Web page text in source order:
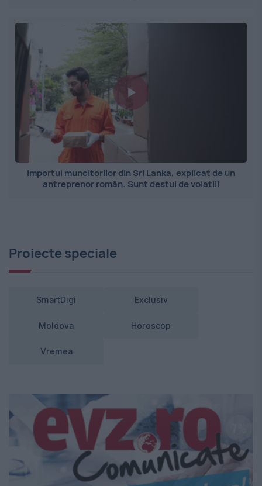
Importul muncitorilor din Sri Lanka, explicat de un
antreprenor român. Sunt destul de volatili
Proiecte speciale
SmartDigi Exclusiv
Moldova Horoscop
Vremea